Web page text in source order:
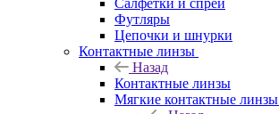
Салфетки и спреи
Футляры
Цепочки и шнурки
Контактные линзы
Назад
Контактные линзы
Мягкие контактные линзы